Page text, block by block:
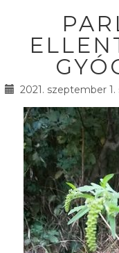
2021. szeptember 1.